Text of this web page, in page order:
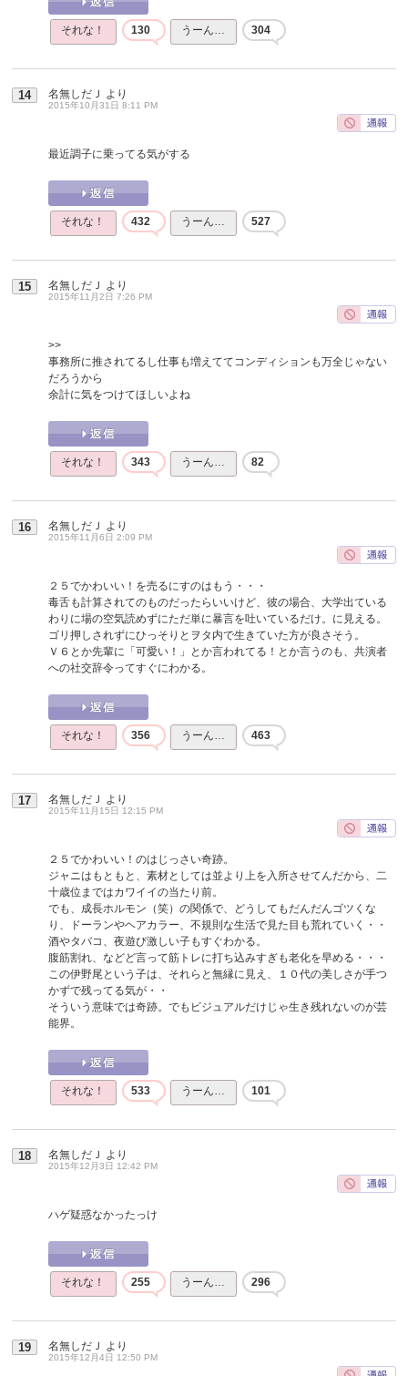
それな！ 130 うーん… 304
14 名無しだＪ より
2015年10月31日 8:11 PM
最近調子に乗ってる気がする
それな！ 432 うーん… 527
15 名無しだＪ より
2015年11月2日 7:26 PM
>>
事務所に推されてるし仕事も増えててコンディションも万全じゃない
だろうから
余計に気をつけてほしいよね
それな！ 343 うーん… 82
16 名無しだＪ より
2015年11月6日 2:09 PM
２５でかわいい！を売るにすのはもう・・・
毒舌も計算されてのものだったらいいけど、彼の場合、大学出ている
わりに場の空気読めずにただ単に暴言を吐いているだけ。に見える。
ゴリ押しされずにひっそりとヲタ内で生きていた方が良さそう。
Ｖ６とか先輩に「可愛い！」とか言われてる！とか言うのも、共演者
への社交辞令ってすぐにわかる。
それな！ 356 うーん… 463
17 名無しだＪ より
2015年11月15日 12:15 PM
２５でかわいい！のはじっさい奇跡。
ジャニはもともと、素材としては並より上を入所させてんだから、二
十歳位まではカワイイの当たり前。
でも、成長ホルモン（笑）の関係で、どうしてもだんだんゴツくな
り、ドーランやヘアカラー、不規則な生活で見た目も荒れていく・・
酒やタバコ、夜遊び激しい子もすぐわかる。
腹筋割れ、などど言って筋トレに打ち込みすぎも老化を早める・・・
この伊野尾という子は、それらと無縁に見え、１０代の美しさが手つ
かずで残ってる気が・・
そういう意味では奇跡。でもビジュアルだけじゃ生き残れないのが芸
能界。
それな！ 533 うーん… 101
18 名無しだＪ より
2015年12月3日 12:42 PM
ハゲ疑惑なかったっけ
それな！ 255 うーん… 296
19 名無しだＪ より
2015年12月4日 12:50 PM